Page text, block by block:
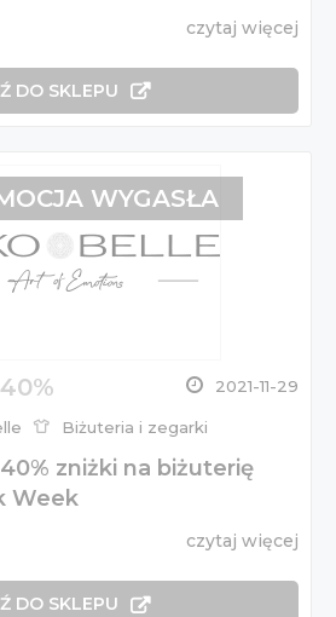
czytaj więcej
DO SKLEPU
2021-11-29
Biżuteria i zegarki
zniżki na biżuterię
Week
czytaj więcej
DO SKLEPU
WYGASŁA